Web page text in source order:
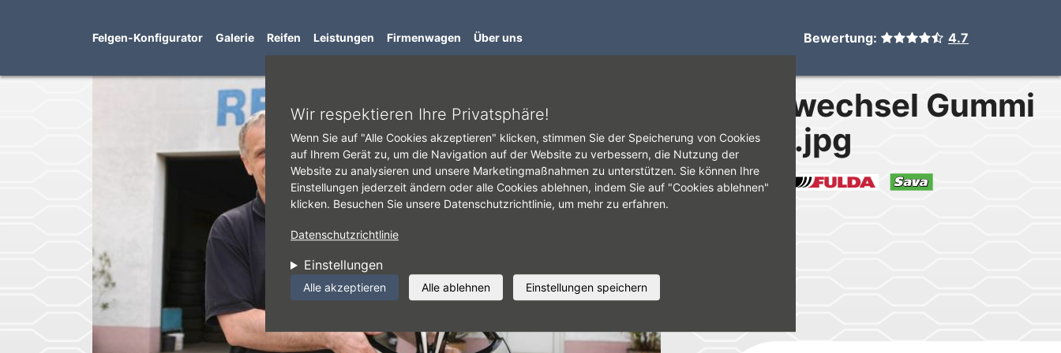
Wir respektieren Ihre Privatsphäre!
Wenn Sie auf "Alle Cookies akzeptieren" klicken, stimmen Sie der Speicherung von Cookies
auf Ihrem Gerät zu, um die Navigation auf der Website zu verbessern, die Nutzung der
Website zu analysieren und unsere Marketingmaßnahmen zu unterstützen. Sie können Ihre
Einstellungen jederzeit ändern oder alle Cookies ablehnen, indem Sie auf "Cookies ablehnen"
klicken. Besuchen Sie unsere Datenschutzrichtlinie, um mehr zu erfahren.
Datenschutzrichtlinie
Einstellungen
Alle akzeptieren Alle ablehnen Einstellungen speichern
Direkt zum Inhalt
Felgen-Konfigurator Galerie Reifen Leistungen Firmenwagen Über uns Bewertung: 4.7
Reifenwechsel Gummi
Hohler.jpg
Goodyear Fulda Sava